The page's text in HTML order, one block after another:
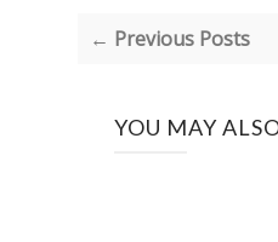
← Previous Posts
YOU MAY